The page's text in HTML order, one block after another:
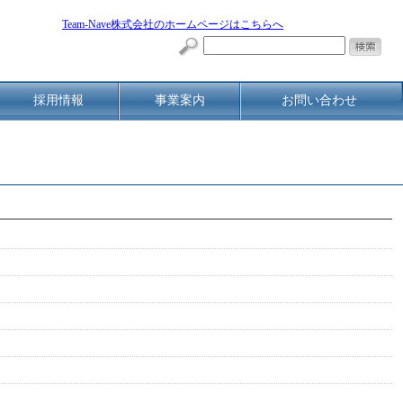
Team-Nave株式会社のホームページはこちらへ
採用情報 事業案内 お問い合わせ